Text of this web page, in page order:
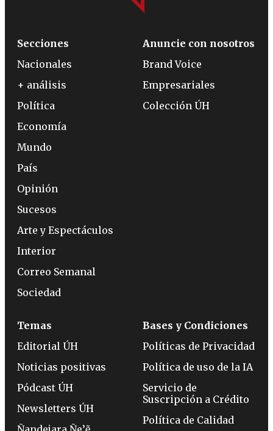
Secciones
Nacionales
+ análisis
Política
Economía
Mundo
País
Opinión
Sucesos
Arte y Espectáculos
Interior
Correo Semanal
Sociedad
Anuncie con nosotros
Brand Voice
Empresariales
Colección ÚH
Temas
Editorial ÚH
Noticias positivas
Pódcast ÚH
Newsletters ÚH
Bases y Condiciones
Políticas de Privacidad
Política de uso de la IA
Servicio de
Suscripción a Crédito
Política de Calidad